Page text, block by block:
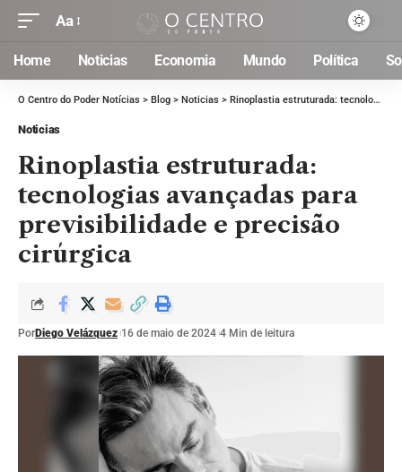
Aa
Home Noticias Economia Mundo Política
O Centro do Poder Notícias > Blog > Noticias > Rinoplastia estruturada: tecnologias avançadas para previsibilidade e precisão cirúrgica
Noticias
Rinoplastia estruturada:
tecnologias avançadas para
previsibilidade e precisão
cirúrgica
PorDiego Velázquez 16 de maio de 2024 4 Min de leitura